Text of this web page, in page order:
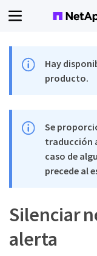
Hay
producto.
Se
traducción
caso de
precede al
Silenciar
alerta